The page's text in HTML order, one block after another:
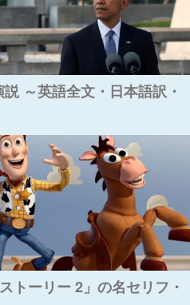
～英語全文・日本語訳・
トーリー 2」の名セリフ・